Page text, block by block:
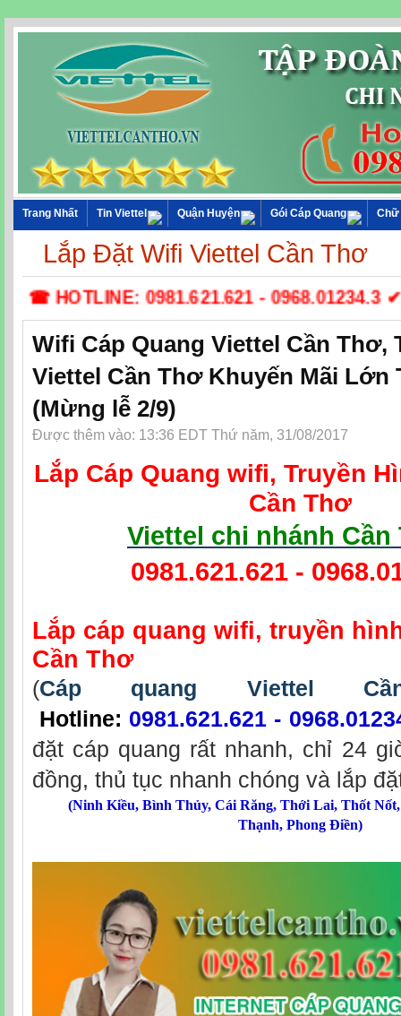
Trang Nhất Tin Viettel Quận Huyện Gói Cáp Quang Chữ
Lắp Đặt Wifi Viettel Cần Thơ
☎ HOTLINE: 0981.621.621 - 0968.01234.3
Wifi Cáp Quang Viettel Cần Thơ,
Viettel Cần Thơ Khuyến Mãi Lớn
(Mừng lễ 2/9)
Được thêm vào: 13:36 EDT Thứ năm, 31/08/2017
Lắp Cáp Quang wifi, Truyền
Cần Thơ
Viettel chi nhánh Cần
0981.621.621 -
Lắp cáp quang wifi, truyền
Cần Thơ
(Cáp quang Viettel
Hotline: 0981.621.621 -
đặt cáp quang rất nhanh, chỉ 24
đồng, thủ tục nhanh chóng và lắp
(Ninh Kiều, Bình Thủy, Cái Răng, Thới Lai, Thốt Nốt
Thạnh, Phong Điền)